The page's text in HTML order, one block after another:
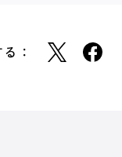
：